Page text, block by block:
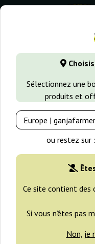
Sélectionnez une
produits et
ou restez sur :
Ce site contient des
Si vous n’êtes pas
Non, je
GanjaFarmer.fr